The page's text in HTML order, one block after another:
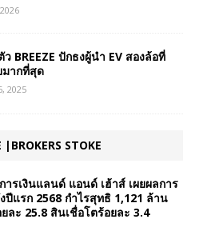
BREEZE ปักธงผู้นำ EV สองล้อที่
มากที่สุด
2025
STOKE
ารเงินแลนด์ แอนด์ เฮ้าส์ เผยผลการ
ปีแรก 2568 กำไรสุทธิ 1,121 ล้าน
ละ 25.8 สินเชื่อโตร้อยละ 3.4